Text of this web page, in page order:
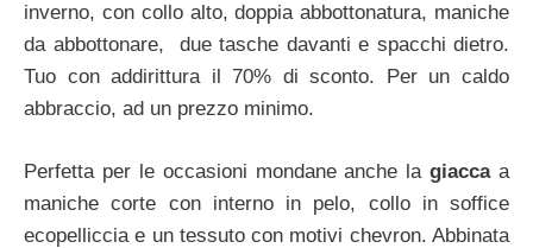
inverno, con collo alto, doppia abbottonatura, maniche
da abbottonare, due tasche davanti e spacchi dietro.
Tuo con addirittura il 70% di sconto. Per un caldo
abbraccio, ad un prezzo minimo.
Perfetta per le occasioni mondane anche lagiaccaa
maniche corte con interno in pelo, collo in soffice
ecopelliccia e un tessuto con motivi chevron. Abbinata